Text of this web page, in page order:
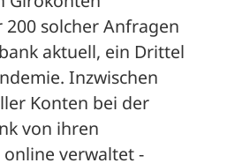
solcher Anfragen
aktuell, ein Drittel
Inzwischen
Konten bei der
von ihren
online verwaltet -